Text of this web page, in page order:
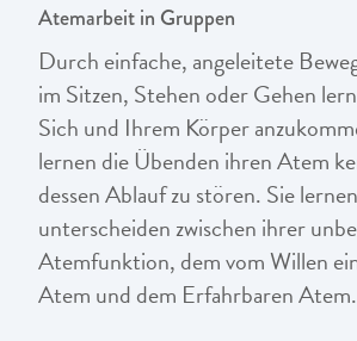
Atemarbeit in Gruppen
Durch einfache, angeleitete
im Sitzen, Stehen oder Gehen
Sich und Ihrem Körper
lernen die Übenden ihren Atem
dessen Ablauf zu stören. Sie
unterscheiden zwischen ihrer
Atemfunktion, dem vom Willen
Atem und dem Erfahrbaren Atem.